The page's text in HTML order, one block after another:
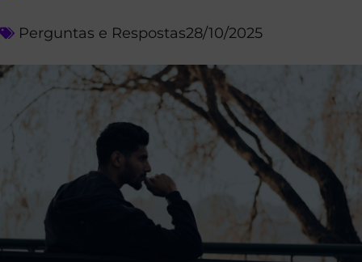
Perguntas e Respostas28/10/2025